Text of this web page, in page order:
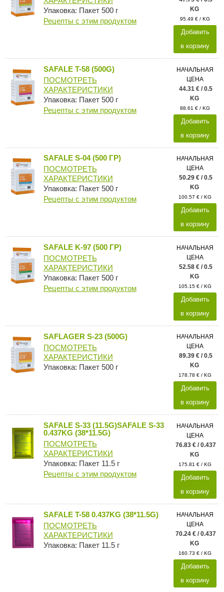
Упаковка: Пакет 500 г
Рецепты с этим продуктом
KG
95.49 € / KG
Добавить
в корзину
SAFALE T-58 (500G)
ПОСМОТРЕТЬ
ХАРАКТЕРИСТИКИ
Упаковка: Пакет 500 г
Рецепты с этим продуктом
НАЧАЛЬНАЯ
ЦЕНА
44.31 € / 0.5
KG
88.61 € / KG
Добавить
в корзину
SAFALE S-04 (500 ГР)
ПОСМОТРЕТЬ
ХАРАКТЕРИСТИКИ
Упаковка: Пакет 500 г
Рецепты с этим продуктом
НАЧАЛЬНАЯ
ЦЕНА
50.29 € / 0.5
KG
100.57 € / KG
Добавить
в корзину
SAFALE K-97 (500 ГР)
ПОСМОТРЕТЬ
ХАРАКТЕРИСТИКИ
Упаковка: Пакет 500 г
Рецепты с этим продуктом
НАЧАЛЬНАЯ
ЦЕНА
52.58 € / 0.5
KG
105.15 € / KG
Добавить
в корзину
SAFLAGER S-23 (500G)
ПОСМОТРЕТЬ
ХАРАКТЕРИСТИКИ
Упаковка: Пакет 500 г
НАЧАЛЬНАЯ
ЦЕНА
89.39 € / 0.5
KG
178.78 € / KG
Добавить
в корзину
SAFALE S-33 (11.5G)SAFALE S-33
0.437KG (38*11.5G)
ПОСМОТРЕТЬ
ХАРАКТЕРИСТИКИ
Упаковка: Пакет 11.5 г
Рецепты с этим продуктом
НАЧАЛЬНАЯ
ЦЕНА
76.83 € / 0.437
KG
175.81 € / KG
Добавить
в корзину
SAFALE T-58 0.437KG (38*11.5G)
ПОСМОТРЕТЬ
ХАРАКТЕРИСТИКИ
Упаковка: Пакет 11.5 г
НАЧАЛЬНАЯ
ЦЕНА
70.24 € / 0.437
KG
160.73 € / KG
Добавить
в корзину